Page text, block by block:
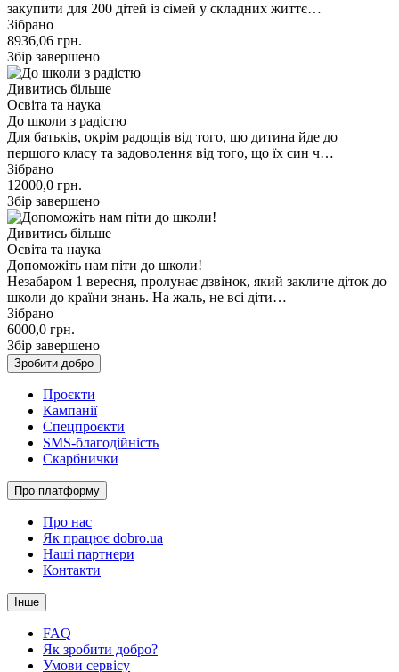
закупити для 200 дітей із сімей у складних життє…
Зібрано
8936,06 грн.
Збір завершено
Дивитись більше
Освіта та наука
До школи з радістю
Для батьків, окрім радощів від того, що дитина йде до
першого класу та задоволення від того, що їх син ч…
Зібрано
12000,0 грн.
Збір завершено
Дивитись більше
Освіта та наука
Допоможіть нам піти до школи!
Незабаром 1 вересня, пролунає дзвінок, який закличе діток до
школи до країни знань. На жаль, не всі діти…
Зібрано
6000,0 грн.
Збір завершено
Зробити добро
Проєкти
Кампанії
Спецпроєкти
SMS-благодійність
Скарбнички
Про платформу
Про нас
Як працює dobro.ua
Наші партнери
Контакти
Інше
FAQ
Як зробити добро?
Умови сервісу